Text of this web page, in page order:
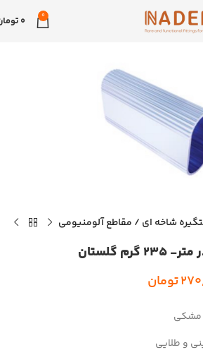
0
0
شاخه ای / مقاطع آلومنیومی
گلستان
تومان
مشکی
و طلایی